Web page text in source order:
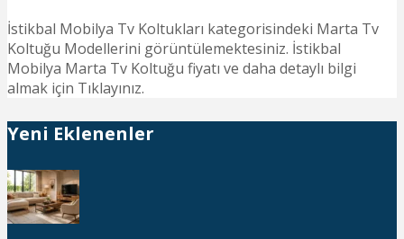
İstikbal Mobilya Tv Koltukları kategorisindeki Marta Tv
Koltuğu Modellerini görüntülemektesiniz. İstikbal
Mobilya Marta Tv Koltuğu fiyatı ve daha detaylı bilgi
almak için Tıklayınız.
Yeni Eklenenler